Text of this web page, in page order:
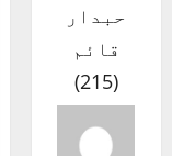
حبدار
قائم
(
215
)